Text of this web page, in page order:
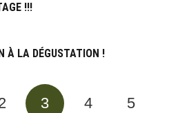
!!!
À LA DÉGUSTATION !
3 4 5